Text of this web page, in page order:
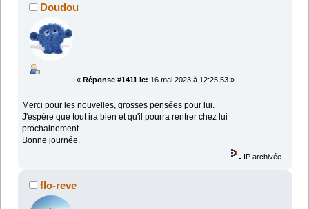
Doudou
« Réponse #1411 le: 16 mai 2023 à 12:25:53 »
Merci pour les nouvelles, grosses pensées pour lui.
J'espère que tout ira bien et qu'il pourra rentrer chez lui
prochainement.
Bonne journée.
IP archivée
flo-reve